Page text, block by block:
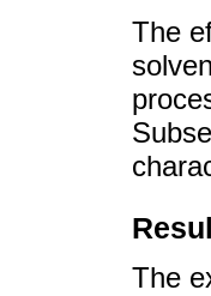
The
The